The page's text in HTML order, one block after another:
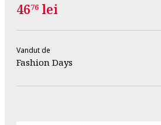
4676 lei
Vandut de
Fashion Days